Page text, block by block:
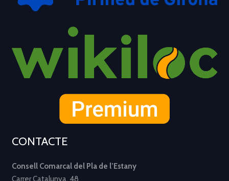
CONTACTE
Consell Comarcal del Pla de l’Estany
Carrer Catalunya, 48